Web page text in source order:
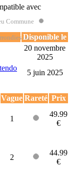
Commune
au dizième près.
avec
Disponible le
20 novembre
2025
5 juin 2025
Vague Rareté Prix
1
49.99
€
2
44.99
€